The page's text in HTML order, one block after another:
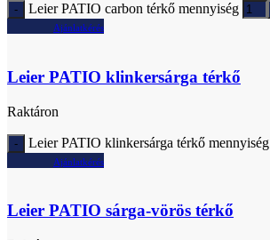
Leier PATIO carbon térkő mennyiség
Ajánlatkérés
Leier PATIO klinkersárga térkő
Raktáron
Leier PATIO klinkersárga térkő mennyiség
Ajánlatkérés
Leier PATIO sárga-vörös térkő